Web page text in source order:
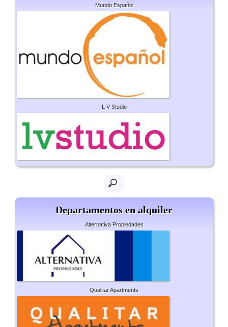
Mundo Español
L V Studio
Departamentos en alquiler
Alternativa Propiedades
Qualitar Apartments